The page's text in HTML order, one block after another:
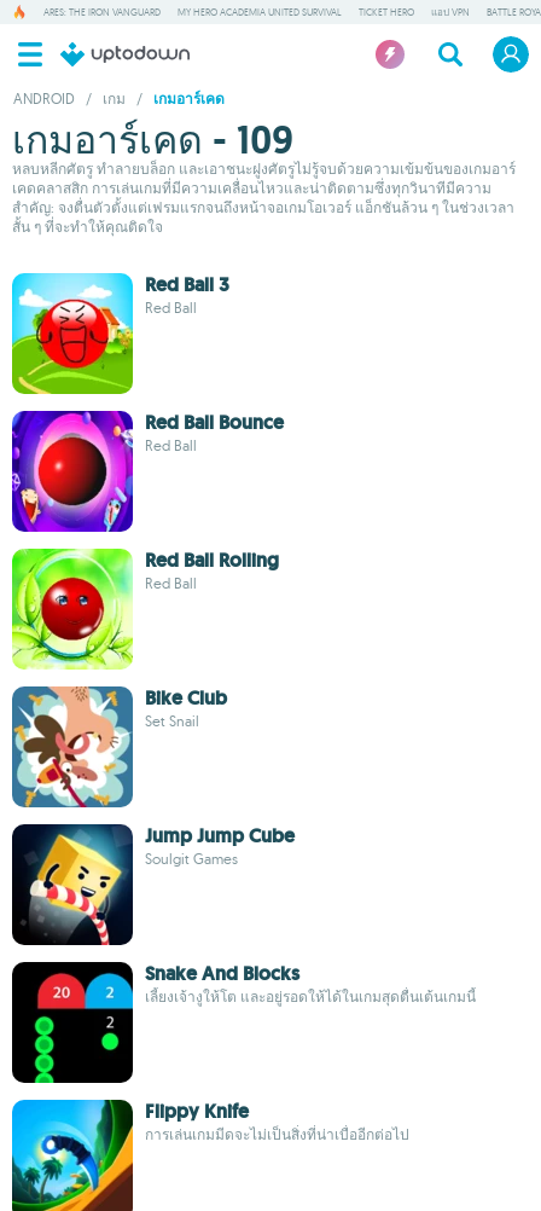
ARES: THE IRON VANGUARD MY HERO ACADEMIA UNITED SURVIVAL TICKET HERO แอป VPN BATTLE
ANDROID / เกม / เกมอาร์เคด
เกมอาร์เคด - 109
หลบหลีกศัตรู ทำลายบล็อก และเอาชนะฝูงศัตรูไม่รู้จบด้วยความเข้มข้นของเกมอาร์
เคดคลาสสิก การเล่นเกมที่มีความเคลื่อนไหวและน่าติดตามซึ่งทุกวินาทีมีความ
สำคัญ: จงตื่นตัวตั้งแต่เฟรมแรกจนถึงหน้าจอเกมโอเวอร์ แอ็กชันล้วน ๆ ในช่วงเวลา
สั้น ๆ ที่จะทำให้คุณติดใจ
Red Ball 3
Red Ball
Red Ball Bounce
Red Ball
Red Ball Rolling
Red Ball
Bike Club
Set Snail
Jump Jump Cube
Soulgit Games
Snake And Blocks
เลี้ยงเจ้างูให้โต และอยู่รอดให้ได้ในเกมสุดตื่นเต้นเกมนี้
Flippy Knife
การเล่นเกมมีดจะไม่เป็นสิ่งที่น่าเบื่ออีกต่อไป